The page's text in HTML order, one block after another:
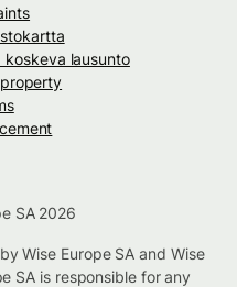
lausunto
SA 2026
Wise Europe SA and Wise
SA is responsible for any